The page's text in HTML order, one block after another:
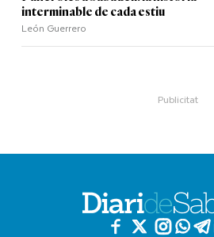
interminable de cada estiu
León Guerrero